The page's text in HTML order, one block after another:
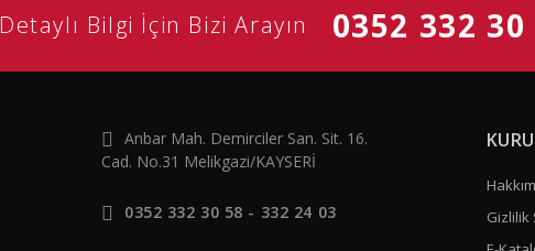
Detaylı Bilgi İçin Bizi Arayın 0352 332
Anbar Mah. Demirciler San. Sit. 16.
Cad. No.31 Melikgazi/KAYSERİ
0352 332 30 58 - 332 24 03
Gizlilik